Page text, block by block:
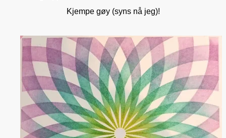
Kjempe gøy (syns nå jeg)!